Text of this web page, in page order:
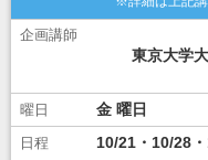
東京大学
金
10/21・10/28